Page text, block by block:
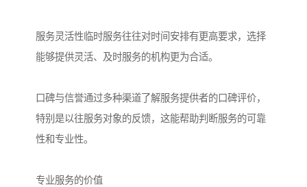
服务灵活性临时服务往往对时间安排有更高要求，选择
能够提供灵活、及时服务的机构更为合适。
口碑与信誉通过多种渠道了解服务提供者的口碑评价，
特别是以往服务对象的反馈，这能帮助判断服务的可靠
性和专业性。
专业服务的价值